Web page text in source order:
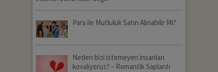
Para ile Mutluluk Satın Alınabilir Mi?
Neden bizi istemeyen insanları
kovalıyoruz? – Romantik Saplantı